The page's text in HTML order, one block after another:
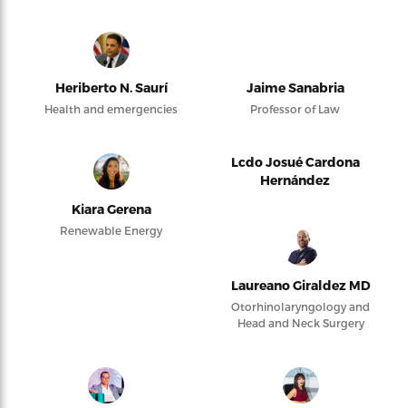
Heriberto N. Saurí
Health and emergencies
Jaime Sanabria
Professor of Law
Kiara Gerena
Renewable Energy
Lcdo Josué Cardona
Hernández
Laureano Giraldez MD
Otorhinolaryngology and
Head and Neck Surgery